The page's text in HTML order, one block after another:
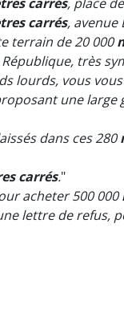
carrés, avenue
terrain de 20 000
très
lourds, vous
une large
dans ces 280
carrés."
acheter 500 000
lettre de refus,